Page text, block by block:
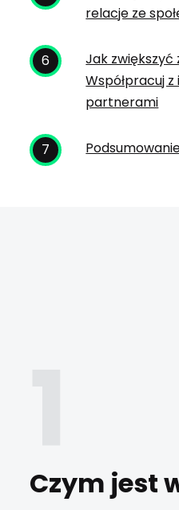
relacje ze
Jak zwiększyć
Współpracuj
partnerami
Czym jest